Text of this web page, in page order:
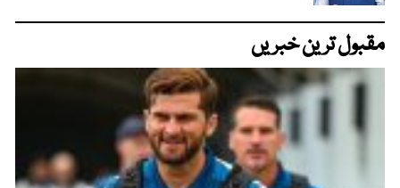
مقبول ترین خبریں